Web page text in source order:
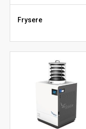
Frysere